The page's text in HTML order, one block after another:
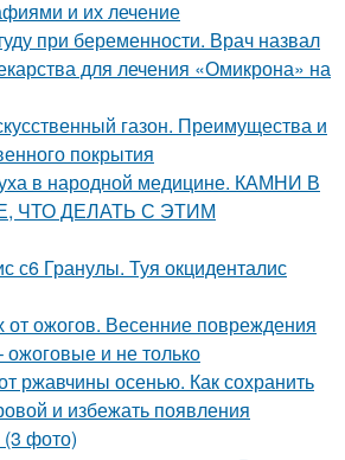
и их лечение
при беременности. Врач назвал
для лечения «Омикрона» на
газон. Преимущества и
покрытия
в народной медицине. КАМНИ В
ЧТО ДЕЛАТЬ С ЭТИМ
с6 Гранулы. Туя окциденталис
ожогов. Весенние повреждения
и не только
ржавчины осенью. Как сохранить
и избежать появления
фото)